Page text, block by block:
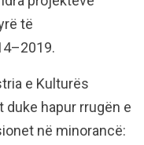
të
e Kulturës
hapur rrugën e
në minorancë: